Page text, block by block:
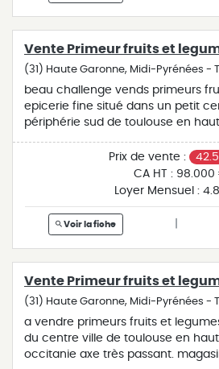
Vente Primeur fruits et
(31) Haute Garonne, Midi-Pyrénées -
beau challenge vends primeurs
epicerie fine situé dans un petit
périphérie sud de toulouse en
agréable. matériel en bon état et
graves problème de santé.tenue
à dynamiser. potentiel de
renseignements sur demande.
charge de l'acquéreur (tva
amortissable). prix de vente du
Prix de vente :
CA HT : 98.000
Loyer Mensuel :
Voir la fiche
Vente Primeur fruits et
(31) Haute Garonne, Midi-Pyrénées -
a vendre primeurs fruits et
du centre ville de toulouse en
occitanie axe très passant.